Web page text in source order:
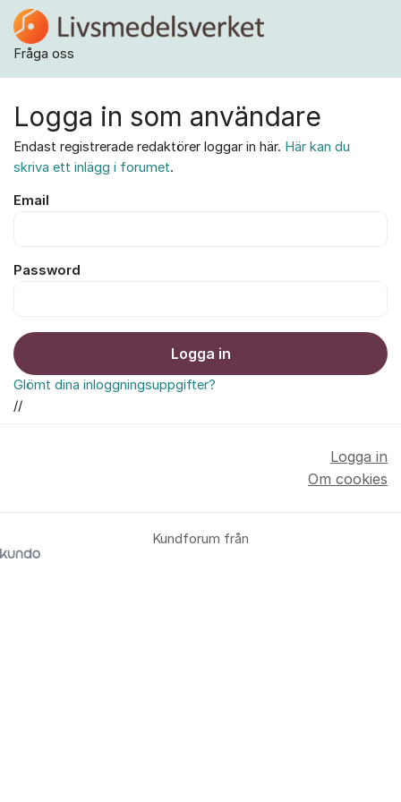
Hoppa till innehåll
Fråga oss
Logga in som användare
Endast registrerade redaktörer loggar in här. Här kan du
skriva ett inlägg i forumet.
Email
Password
Logga in
Glömt dina inloggningsuppgifter?
//
Kundforum från
Logga in
Om cookies